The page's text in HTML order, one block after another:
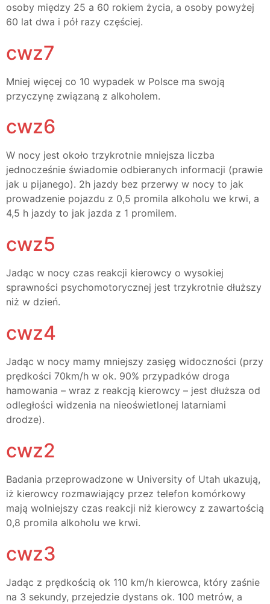
osoby między 25 a 60 rokiem życia, a osoby powyżej
60 lat dwa i pół razy częściej.
cwz7
Mniej więcej co 10 wypadek w Polsce ma swoją
przyczynę związaną z alkoholem.
cwz6
W nocy jest około trzykrotnie mniejsza liczba
jednocześnie świadomie odbieranych informacji (prawie
jak u pijanego). 2h jazdy bez przerwy w nocy to jak
prowadzenie pojazdu z 0,5 promila alkoholu we krwi, a
4,5 h jazdy to jak jazda z 1 promilem.
cwz5
Jadąc w nocy czas reakcji kierowcy o wysokiej
sprawności psychomotorycznej jest trzykrotnie dłuższy
niż w dzień.
cwz4
Jadąc w nocy mamy mniejszy zasięg widoczności (przy
prędkości 70km/h w ok. 90% przypadków droga
hamowania – wraz z reakcją kierowcy – jest dłuższa od
odległości widzenia na nieoświetlonej latarniami
drodze).
cwz2
Badania przeprowadzone w University of Utah ukazują,
iż kierowcy rozmawiający przez telefon komórkowy
mają wolniejszy czas reakcji niż kierowcy z zawartością
0,8 promila alkoholu we krwi.
cwz3
Jadąc z prędkością ok 110 km/h kierowca, który zaśnie
na 3 sekundy, przejedzie dystans ok. 100 metrów, a